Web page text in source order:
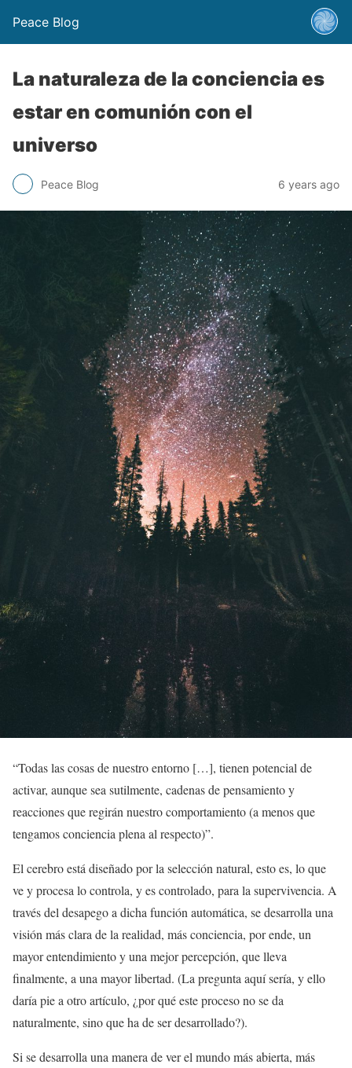
Peace Blog
La naturaleza de la conciencia es
estar en comunión con el
universo
Peace Blog 6 years ago
“Todas las cosas de nuestro entorno […], tienen potencial de
activar, aunque sea sutilmente, cadenas de pensamiento y
reacciones que regirán nuestro comportamiento (a menos que
tengamos conciencia plena al respecto)”.
El cerebro está diseñado por la selección natural, esto es, lo que
ve y procesa lo controla, y es controlado, para la supervivencia. A
través del desapego a dicha función automática, se desarrolla una
visión más clara de la realidad, más conciencia, por ende, un
mayor entendimiento y una mejor percepción, que lleva
finalmente, a una mayor libertad. (La pregunta aquí sería, y ello
daría pie a otro artículo, ¿por qué este proceso no se da
naturalmente, sino que ha de ser desarrollado?).
Si se desarrolla una manera de ver el mundo más abierta, más